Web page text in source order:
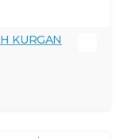
KURGAN